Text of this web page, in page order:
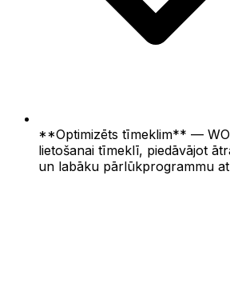
**Optimizēts tīmeklim** —
lietošanai tīmeklī, piedāvājot
un labāku pārlūkprogrammu